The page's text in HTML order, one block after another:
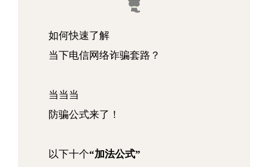
如何快速了解
当下电信网络诈骗套路？
当当当
防骗公式来了！
以下十个“加法公式”